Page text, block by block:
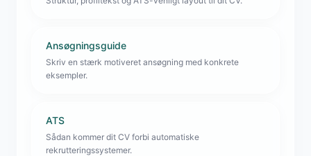
Ansøgningsguide
Skriv en stærk motiveret ansøgning med konkrete
eksempler.
ATS
Sådan kommer dit CV forbi automatiske
rekrutteringssystemer.